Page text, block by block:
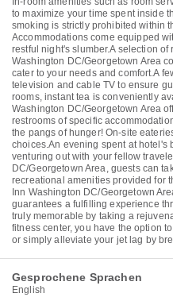
to maximize your time spent inside
smoking is strictly prohibited within
Accommodations come equipped
restful night's slumber.A selection of
Washington DC/Georgetown Area
cater to your needs and comfort.A
television and cable TV to ensure
rooms, instant tea is conveniently
Washington DC/Georgetown Area
restrooms of specific
the pangs of hunger! On-site
choices.An evening spent at hotel's
venturing out with your fellow
DC/Georgetown Area, guests can
recreational amenities provided for
Inn Washington DC/Georgetown
guarantees a fulfilling experience
truly memorable by taking a
fitness center, you have the option
or simply alleviate your jet lag by
Gesprochene Sprachen
English